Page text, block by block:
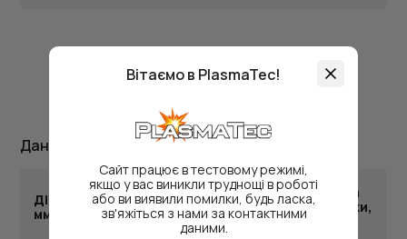
Дані упаковки
Діаметр,
мм
Довжина,
мм
Кількість
електродів
в упаковці,
шт.
Вага
пачки,
Вітаємо в PlasmaTec!
Сайт працює в тестовому режимі,
якщо у вас виникли труднощі в роботі
або ви виявили помилки, будь ласка,
зв'яжіться з нами за контактними
даними.